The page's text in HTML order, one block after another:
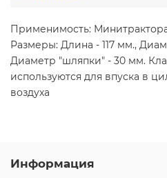
Применимость:
Размеры: Длина - 117 мм.,
Диаметр "шляпки" - 30 мм.
используются для впуска в
воздуха
Информация